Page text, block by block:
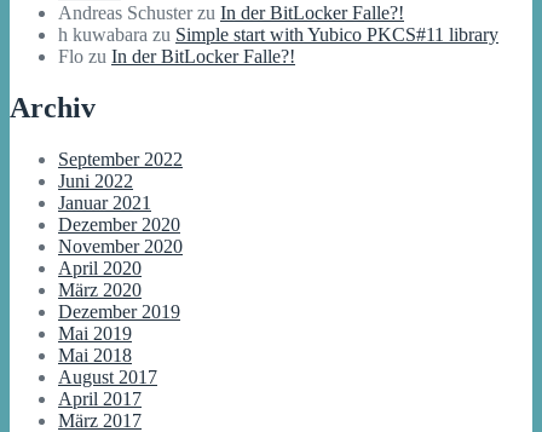
Andreas Schusterzu In der BitLocker Falle?!
h kuwabara zu Simple start with Yubico PKCS#11 library
Flo zu In der BitLocker Falle?!
Archiv
September 2022
Juni 2022
Januar 2021
Dezember 2020
November 2020
April 2020
März 2020
Dezember 2019
Mai 2019
Mai 2018
August 2017
April 2017
März 2017